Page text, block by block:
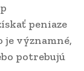
peniaze
významné,
potrebujú